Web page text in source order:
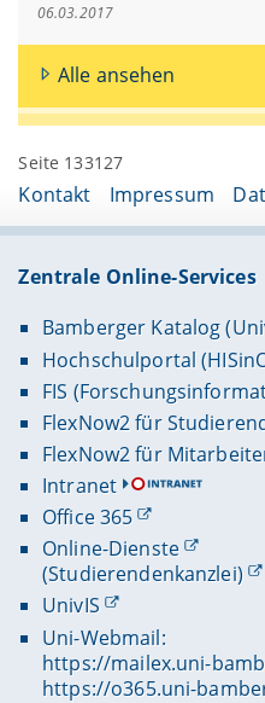
06.03.2017
Alle ansehen
Seite 133127
Kontakt Impressum
Zentrale Online-Services
Bamberger Katalog
Hochschulportal
FIS
FlexNow2 für
FlexNow2 für
Intranet
Office 365
Online-Dienste
(Studierendenkanzlei)
UnivIS
Uni-Webmail:
https://mailex.uni-
https://o365.uni-